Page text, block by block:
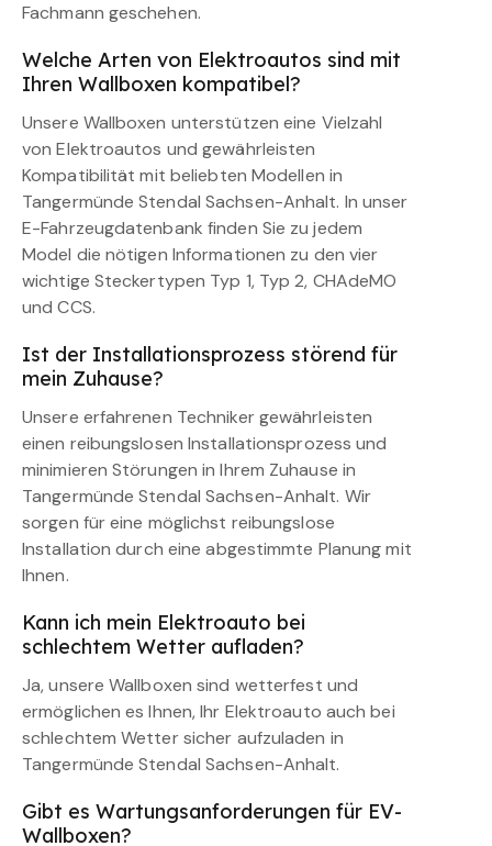
Fachmann geschehen.
Welche Arten von Elektroautos sind mit
Ihren Wallboxen kompatibel?
Unsere Wallboxen unterstützen eine Vielzahl
von Elektroautos und gewährleisten
Kompatibilität mit beliebten Modellen in
Tangermünde Stendal Sachsen-Anhalt. In unser
E-Fahrzeugdatenbank finden Sie zu jedem
Model die nötigen Informationen zu den vier
wichtige Steckertypen Typ 1, Typ 2, CHAdeMO
und CCS.
Ist der Installationsprozess störend für
mein Zuhause?
Unsere erfahrenen Techniker gewährleisten
einen reibungslosen Installationsprozess und
minimieren Störungen in Ihrem Zuhause in
Tangermünde Stendal Sachsen-Anhalt. Wir
sorgen für eine möglichst reibungslose
Installation durch eine abgestimmte Planung mit
Ihnen.
Kann ich mein Elektroauto bei
schlechtem Wetter aufladen?
Ja, unsere Wallboxen sind wetterfest und
ermöglichen es Ihnen, Ihr Elektroauto auch bei
schlechtem Wetter sicher aufzuladen in
Tangermünde Stendal Sachsen-Anhalt.
Gibt es Wartungsanforderungen für EV-
Wallboxen?